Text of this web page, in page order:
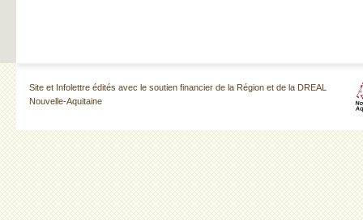
Site et Infolettre édités avec le soutien financier de la Région et de la DREAL
Nouvelle-Aquitaine